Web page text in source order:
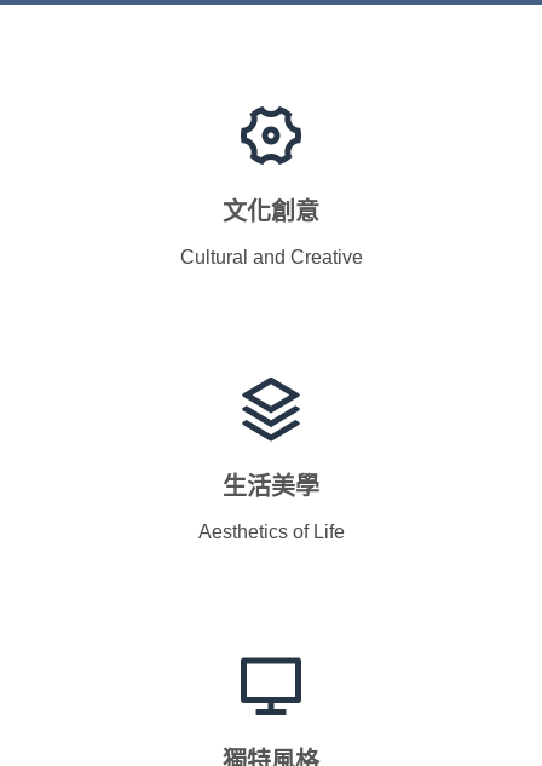
文化創意
Cultural and Creative
生活美學
Aesthetics of Life
獨特風格